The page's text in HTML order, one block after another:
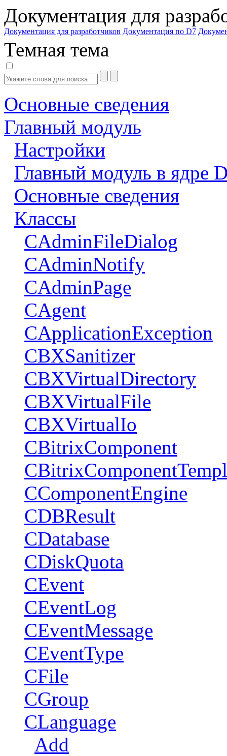
Документация для
Документация для разработчиков Документация по D7
Темная тема
Основные сведения
Главный модуль
Настройки
Главный модуль в ядре
Основные сведения
Классы
CAdminFileDialog
CAdminNotify
CAdminPage
CAgent
CApplicationException
CBXSanitizer
CBXVirtualDirectory
CBXVirtualFile
CBXVirtualIo
CBitrixComponent
CComponentEngine
CDBResult
CDatabase
CDiskQuota
CEvent
CEventLog
CEventMessage
CEventType
CFile
CGroup
CLanguage
Add